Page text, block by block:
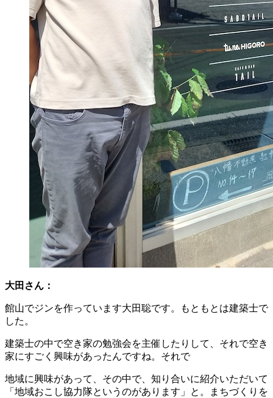
大田さん：
館山でジンを作っています大田聡です。もともとは建築士で
した。
建築士の中で空き家の勉強会を主催したりして、それで空き
家にすごく興味があったんですね。それで
地域に興味があって、その中で、知り合いに紹介いただいて
「地域おこし協力隊というのがあります」と。まちづくりを